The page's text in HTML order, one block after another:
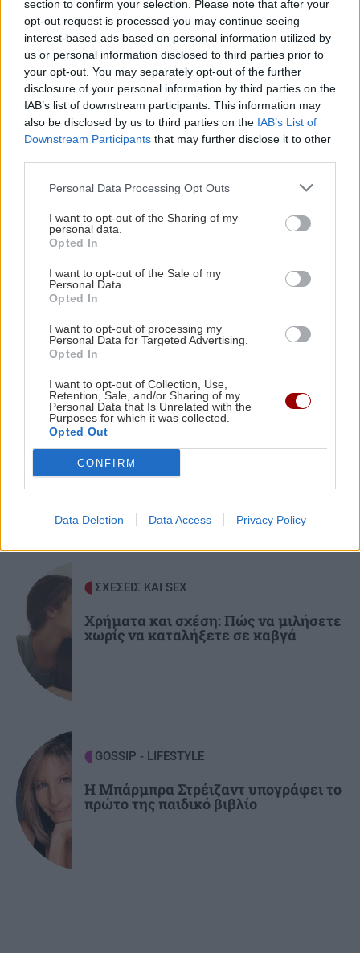
section to confirm your selection. Please note that after your
opt-out request is processed you may continue seeing
interest-based ads based on personal information utilized by
us or personal information disclosed to third parties prior to
your opt-out. You may separately opt-out of the further
disclosure of your personal information by third parties on the
IAB’s list of downstream participants. This information may
also be disclosed by us to third parties on the IAB’s List of
Downstream Participants that may further disclose it to other
Personal Data Processing Opt Outs
I want to opt-out of the Sharing of my
personal data.
Opted In
I want to opt-out of the Sale of my
Personal Data.
Opted In
I want to opt-out of processing my
Personal Data for Targeted Advertising.
Opted In
I want to opt-out of Collection, Use,
Retention, Sale, and/or Sharing of my
Personal Data that Is Unrelated with the
Purposes for which it was collected.
Opted Out
CONFIRM
Data Deletion Data Access Privacy Policy
της παιδικό βιβλίο
22:49
ΑΘΛΗΤΙΚΑ
Europa League: Η Άντερλεχτ νίκησε 1-0 τον
ΠΑΟΚ στην Τούμπα κι όλα θα κριθούν στις
Βρυξέλλες
ΠΟΑ: Ανακοίνωσε την απόκτηση τριών Ιταλών
ποδοσφαιριστών
UEFA: «Το μποϊκοτάζ στις διοργανώσεις της
FIFA παραμένει σε ισχύ»
ΑΘΛΗΤΙΚΑ
Europa League: Η ΤΣΣΚΑ Σόφιας διέλυσε 3-0
την Μακάμπι Τελ Αβίβ και ετοιμάζεται για
ΟΦΗ (βίντεο)
ΠΕΡΙΕΡΓΑ - ΠΑΡΑΞΕΝΑ
Βέλγιο: Ζει σε πλωτό σπίτι 23 μέτρων εδώ και
22:00
GOSSIP - LIFESTYLE
Γιώργος Λιάγκας: «Ο Τζορτζ Κλούνεϊ της
Ελλάδας…»
Όλες οι ειδήσεις
ΠΕΡΙΣΣΟΤΕΡΑ
ΚΟΣΜΟΣ
Τουρκικές προκλήσεις με 17
παραβιάσεις και εικονική αερομαχία
GOSSIP - LIFESTYLE
Να ταξιδεύει μες στη θάλασσα η ψυχή
(φωτο)
ΣΧΕΣΕΙΣ ΚΑΙ SEX
Χρήματα και σχέση: Πώς να μιλήσετε
χωρίς να καταλήξετε σε καβγά
GOSSIP - LIFESTYLE
Η Μπάρμπρα Στρέιζαντ υπογράφει το
πρώτο της παιδικό βιβλίο